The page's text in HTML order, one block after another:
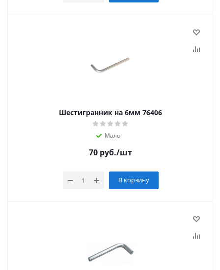
Шестигранник на 6мм 76406
Мало
70 руб./шт
В корзину